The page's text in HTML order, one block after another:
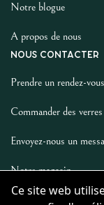
Ce site web
Notre blogue
A propos de nous
NOUS CONTACTER
Prendre un rendez-vous
Commander des
Envoyez-nous un
Notre magasin
LES AUTRES